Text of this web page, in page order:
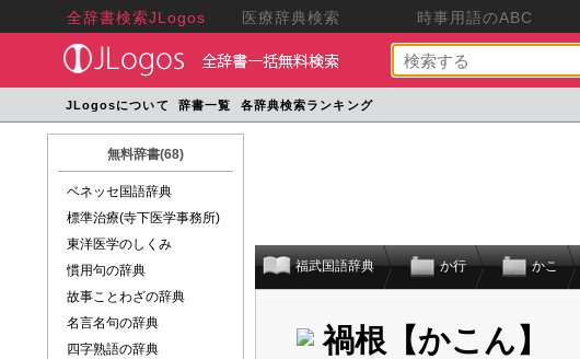
全辞書検索JLogos 医療辞典検索 時事用語のABC
JLogosについて 辞書一覧 各辞典検索ランキング
無料辞書(68)
ベネッセ国語辞典
標準治療(寺下医学事務所)
東洋医学のしくみ
慣用句の辞典
故事ことわざの辞典
名言名句の辞典
四字熟語の辞典
福武国語辞典 か行 かこ
禍根【かこん】